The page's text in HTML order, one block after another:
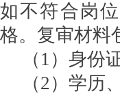
如不符合岗
格。复审材料
（ 1）身份
（2）学历